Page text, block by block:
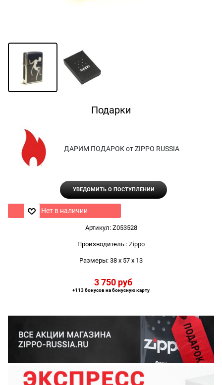
Подарки
ДАРИМ ПОДАРОК от ZIPPO RUSSIA
УВЕДОМИТЬ О ПОСТУПЛЕНИИ
Нет в наличии
Артикул: Z053528
Производитель : Zippo
Размеры: 38 x 57 x 13
3 750 руб
+113 бонусов на бонусную карту